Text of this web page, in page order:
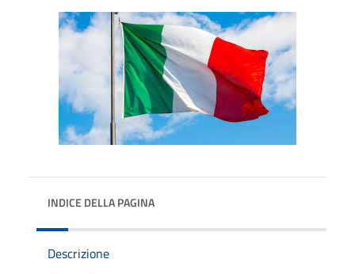
INDICE DELLA PAGINA
Descrizione